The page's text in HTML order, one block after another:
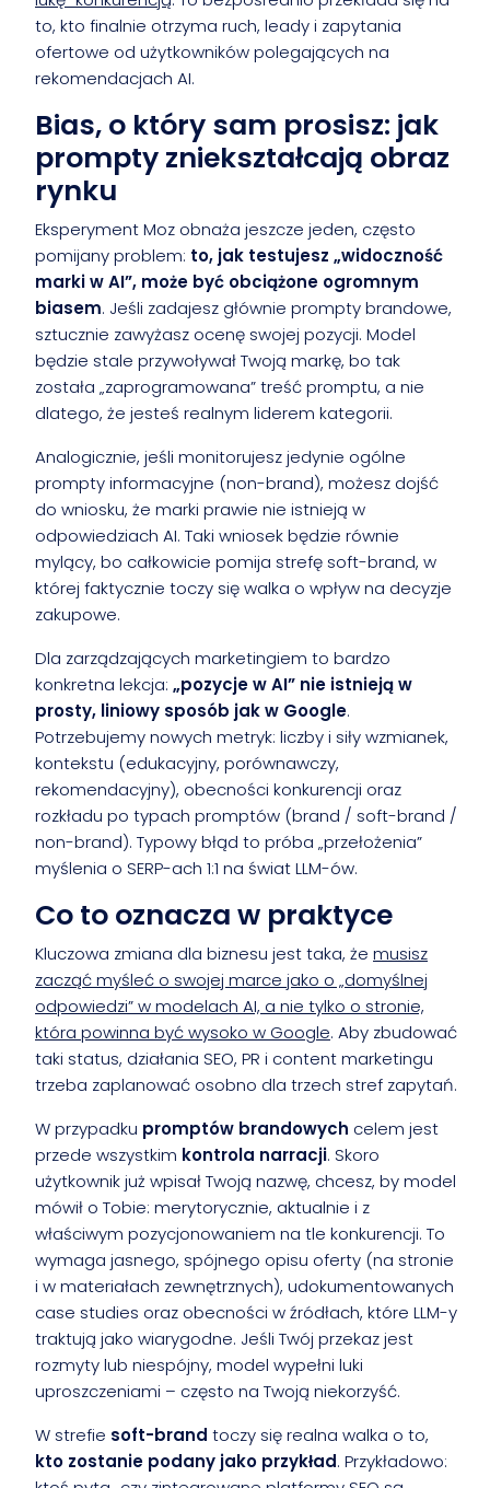
to, kto finalnie otrzyma ruch, leady i zapytania
ofertowe od użytkowników polegających na
rekomendacjach AI.
Bias, o który sam prosisz: jak
prompty zniekształcają obraz
rynku
Eksperyment Moz obnaża jeszcze jeden, często
pomijany problem: to, jak testujesz „widoczność
marki w AI”, może być obciążone ogromnym
biasem. Jeśli zadajesz głównie prompty brandowe,
sztucznie zawyżasz ocenę swojej pozycji. Model
będzie stale przywoływał Twoją markę, bo tak
została „zaprogramowana” treść promptu, a nie
dlatego, że jesteś realnym liderem kategorii.
Analogicznie, jeśli monitorujesz jedynie ogólne
prompty informacyjne (non-brand), możesz dojść
do wniosku, że marki prawie nie istnieją w
odpowiedziach AI. Taki wniosek będzie równie
mylący, bo całkowicie pomija strefę soft-brand, w
której faktycznie toczy się walka o wpływ na decyzje
zakupowe.
Dla zarządzających marketingiem to bardzo
konkretna lekcja: „pozycje w AI” nie istnieją w
prosty, liniowy sposób jak w Google.
Potrzebujemy nowych metryk: liczby i siły wzmianek,
kontekstu (edukacyjny, porównawczy,
rekomendacyjny), obecności konkurencji oraz
rozkładu po typach promptów (brand / soft-brand /
non-brand). Typowy błąd to próba „przełożenia”
myślenia o SERP-ach 1:1 na świat LLM-ów.
Co to oznacza w praktyce
Kluczowa zmiana dla biznesu jest taka, że musisz
zacząć myśleć o swojej marce jako o „domyślnej
odpowiedzi” w modelach AI, a nie tylko o stronie,
która powinna być wysoko w Google. Aby zbudować
taki status, działania SEO, PR i content marketingu
trzeba zaplanować osobno dla trzech stref zapytań.
W przypadku promptów brandowych celem jest
przede wszystkim kontrola narracji. Skoro
użytkownik już wpisał Twoją nazwę, chcesz, by model
mówił o Tobie: merytorycznie, aktualnie i z
właściwym pozycjonowaniem na tle konkurencji. To
wymaga jasnego, spójnego opisu oferty (na stronie
i w materiałach zewnętrznych), udokumentowanych
case studies oraz obecności w źródłach, które LLM-y
traktują jako wiarygodne. Jeśli Twój przekaz jest
rozmyty lub niespójny, model wypełni luki
uproszczeniami – często na Twoją niekorzyść.
W strefie soft-brand toczy się realna walka o to,
kto zostanie podany jako przykład. Przykładowo: